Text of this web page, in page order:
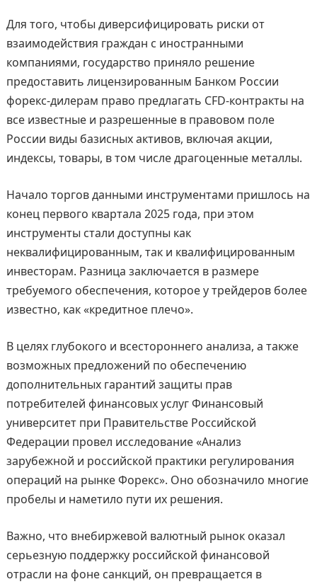
Для того, чтобы диверсифицировать риски от
взаимодействия граждан с иностранными
компаниями, государство приняло решение
предоставить лицензированным Банком России
форекс-дилерам право предлагать CFD-контракты на
все известные и разрешенные в правовом поле
России виды базисных активов, включая акции,
индексы, товары, в том числе драгоценные металлы.
Начало торгов данными инструментами пришлось на
конец первого квартала 2025 года, при этом
инструменты стали доступны как
неквалифицированным, так и квалифицированным
инвесторам. Разница заключается в размере
требуемого обеспечения, которое у трейдеров более
известно, как «кредитное плечо».
В целях глубокого и всестороннего анализа, а также
возможных предложений по обеспечению
дополнительных гарантий защиты прав
потребителей финансовых услуг Финансовый
университет при Правительстве Российской
Федерации провел исследование «Анализ
зарубежной и российской практики регулирования
операций на рынке Форекс». Оно обозначило многие
пробелы и наметило пути их решения.
Важно, что внебиржевой валютный рынок оказал
серьезную поддержку российской финансовой
отрасли на фоне санкций, он превращается в